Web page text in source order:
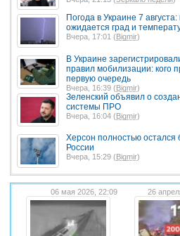
Погода в Украине 7
ожидается град и
Вчера, 17:01 (Bigmir)
В Украине
правил мобилизации: кого
первую очередь
Вчера, 16:39 (Bigmir)
Зеленский объявил о
системы ПРО
Вчера, 16:04 (Bigmir)
Херсон полностью остался
России
Вчера, 15:29 (Bigmir)
06 мая 2026, 22:09 26